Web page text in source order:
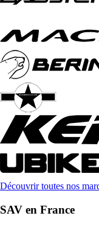
Découvrir toutes nos
SAV en France